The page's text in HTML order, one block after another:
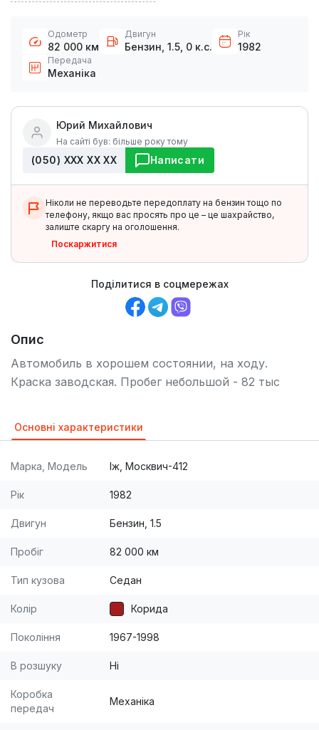
Одометр
82 000 км
Двигун
Бензин, 1.5, 0 к.с.
Рік
1982
Передача
Механіка
Юрий Михайлович
На сайті був: більше року тому
(050) ХХХ ХХ ХХ Написати
Ніколи не переводьте передоплату на бензин тощо по
телефону, якщо вас просять про це – це шахрайство,
залиште скаргу на оголошення.
Поскаржитися
Поділитися в соцмережах
Опис
Автомобиль в хорошем состоянии, на ходу.
Краска заводская. Пробег небольшой - 82 тыс
Основні характеристики
Марка, Модель Іж, Москвич-412
Рік 1982
Двигун Бензин, 1.5
Пробіг 82 000 км
Тип кузова Седан
Колір Корида
Покоління 1967-1998
В розшуку Ні
Коробка
передач
Механіка